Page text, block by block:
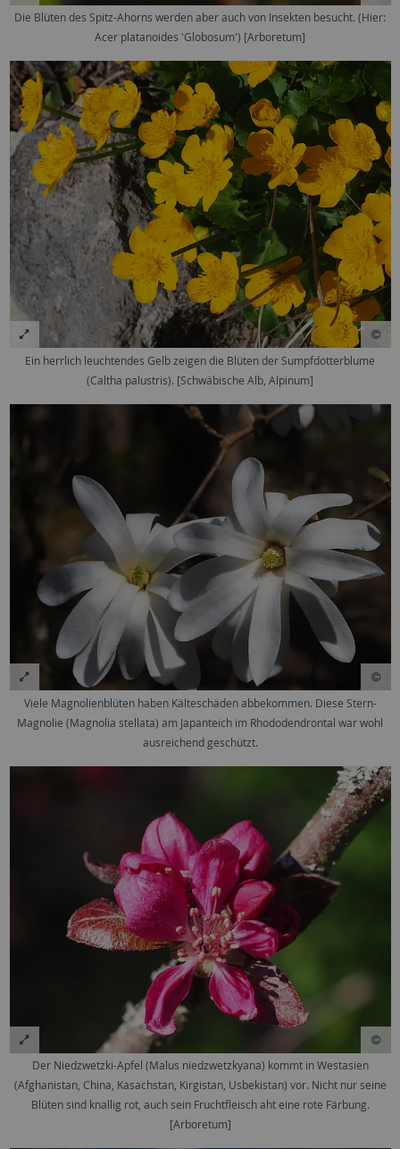
Die Blüten des Spitz-Ahorns werden aber auch von Insekten besucht. (Hier:
Acer platanoides 'Globosum') [Arboretum]
Ein herrlich leuchtendes Gelb zeigen die Blüten der Sumpfdotterblume
(Caltha palustris). [Schwäbische Alb, Alpinum]
Viele Magnolienblüten haben Kälteschäden abbekommen. Diese Stern-
Magnolie (Magnolia stellata) am Japanteich im Rhododendrontal war wohl
ausreichend geschützt.
Der Niedzwetzki-Apfel (Malus niedzwetzkyana) kommt in Westasien
(Afghanistan, China, Kasachstan, Kirgistan, Usbekistan) vor. Nicht nur seine
Blüten sind knallig rot, auch sein Fruchtfleisch aht eine rote Färbung.
[Arboretum]